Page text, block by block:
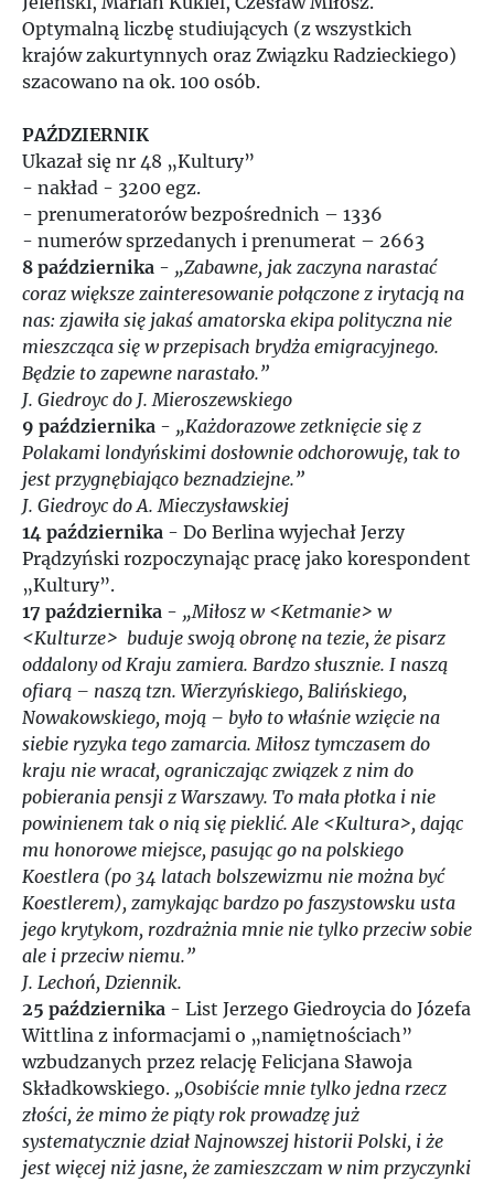
Optymalną liczbę studiujących (z wszystkich
krajów zakurtynnych oraz Związku Radzieckiego)
szacowano na ok. 100 osób.
PAŹDZIERNIK
Ukazał się nr 48 „Kultury”
- nakład - 3200 egz.
- prenumeratorów bezpośrednich – 1336
- numerów sprzedanych i prenumerat – 2663
8 października - „Zabawne, jak zaczyna narastać
coraz większe zainteresowanie połączone z irytacją na
nas: zjawiła się jakaś amatorska ekipa polityczna nie
mieszcząca się w przepisach brydża emigracyjnego.
Będzie to zapewne narastało.”
J. Giedroyc do J. Mieroszewskiego
9 października - „Każdorazowe zetknięcie się z
Polakami londyńskimi dosłownie odchorowuję, tak to
jest przygnębiająco beznadziejne.”
J. Giedroyc do A. Mieczysławskiej
14 października - Do Berlina wyjechał Jerzy
Prądzyński rozpoczynając pracę jako korespondent
„Kultury”.
17 października - „Miłosz w <Ketmanie> w
<Kulturze> buduje swoją obronę na tezie, że pisarz
oddalony od Kraju zamiera. Bardzo słusznie. I naszą
ofiarą – naszą tzn. Wierzyńskiego, Balińskiego,
Nowakowskiego, moją – było to właśnie wzięcie na
siebie ryzyka tego zamarcia. Miłosz tymczasem do
kraju nie wracał, ograniczając związek z nim do
pobierania pensji z Warszawy. To mała płotka i nie
powinienem tak o nią się pieklić. Ale <Kultura>, dając
mu honorowe miejsce, pasując go na polskiego
Koestlera (po 34 latach bolszewizmu nie można być
Koestlerem), zamykając bardzo po faszystowsku usta
jego krytykom, rozdrażnia mnie nie tylko przeciw sobie
ale i przeciw niemu.”
J. Lechoń, Dziennik.
25 października - List Jerzego Giedroycia do Józefa
Wittlina z informacjami o „namiętnościach”
wzbudzanych przez relację Felicjana Sławoja
Składkowskiego. „Osobiście mnie tylko jedna rzecz
złości, że mimo że piąty rok prowadzę już
systematycznie dział Najnowszej historii Polski, i że
jest więcej niż jasne, że zamieszczam w nim przyczynki